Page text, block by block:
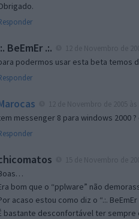
BeEmEr .:.
podermos usar esta beta temos
messenger 8 para windows 2000
bom que o “pplware” não
acaso estou como diz o “.:.
bastante desconfortável ter sempre